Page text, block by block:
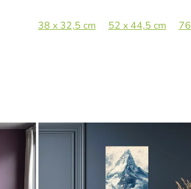
38 x 32,5 cm 52 x 44,5 cm